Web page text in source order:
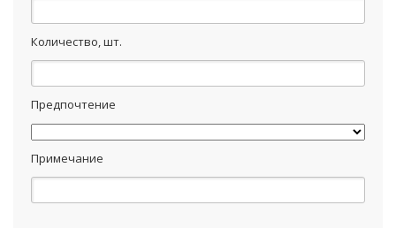
Количество, шт.
Предпочтение
Примечание